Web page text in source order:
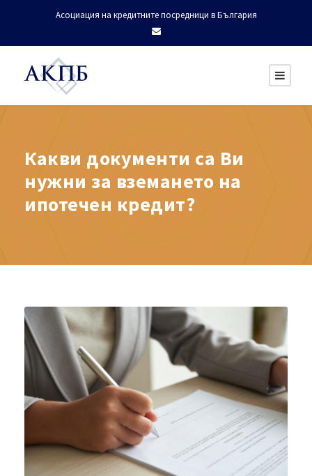
Асоциация на кредитните посредници в България
Какви документи са Ви
нужни за вземането на
ипотечен кредит?